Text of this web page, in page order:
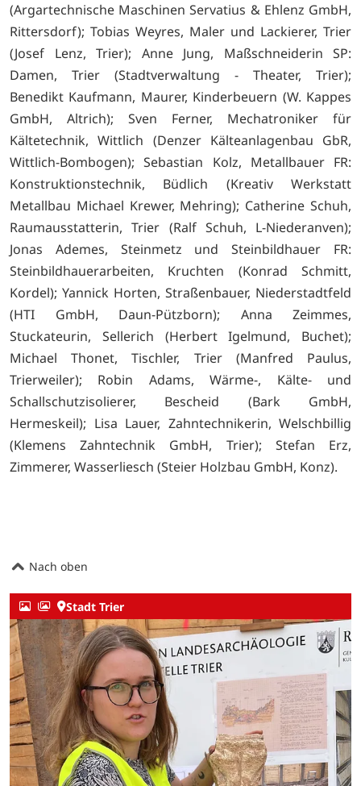
(Argartechnische Maschinen Servatius & Ehlenz GmbH,
Rittersdorf); Tobias Weyres, Maler und Lackierer, Trier
(Josef Lenz, Trier); Anne Jung, Maßschneiderin SP:
Damen, Trier (Stadtverwaltung - Theater, Trier);
Benedikt Kaufmann, Maurer, Kinderbeuern (W. Kappes
GmbH, Altrich); Sven Ferner, Mechatroniker für
Kältetechnik, Wittlich (Denzer Kälteanlagenbau GbR,
Wittlich-Bombogen); Sebastian Kolz, Metallbauer FR:
Konstruktionstechnik, Büdlich (Kreativ Werkstatt
Metallbau Michael Krewer, Mehring); Catherine Schuh,
Raumausstatterin, Trier (Ralf Schuh, L-Niederanven);
Jonas Ademes, Steinmetz und Steinbildhauer FR:
Steinbildhauerarbeiten, Kruchten (Konrad Schmitt,
Kordel); Yannick Horten, Straßenbauer, Niederstadtfeld
(HTI GmbH, Daun-Pützborn); Anna Zeimmes,
Stuckateurin, Sellerich (Herbert Igelmund, Buchet);
Michael Thonet, Tischler, Trier (Manfred Paulus,
Trierweiler); Robin Adams, Wärme-, Kälte- und
Schallschutzisolierer, Bescheid (Bark GmbH,
Hermeskeil); Lisa Lauer, Zahntechnikerin, Welschbillig
(Klemens Zahntechnik GmbH, Trier); Stefan Erz,
Zimmerer, Wasserliesch (Steier Holzbau GmbH, Konz).
Nach oben
Stadt Trier